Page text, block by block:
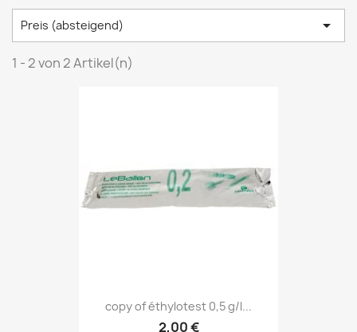
Preis (absteigend) 
1 - 2 von 2 Artikel(n)
copy of éthylotest 0,5 g/l...
2,00 €